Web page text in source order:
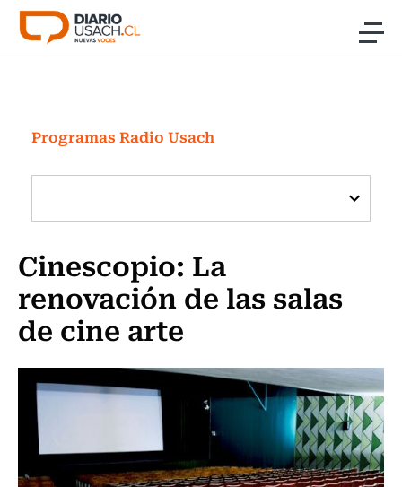
Click acá para ir directamente al contenido
Investigación
Cultura
Programas Radio y TV Usach
Programas Radio Usach
Cinescopio: La
renovación de las salas
de cine arte